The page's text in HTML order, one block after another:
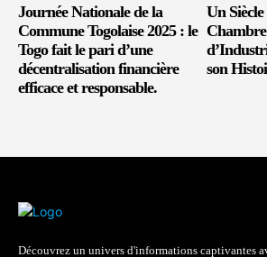
Journée Nationale de la
Commune Togolaise 2025 : le
Togo fait le pari d’une
décentralisation financière
efficace et responsable.
Un
son
Découvrez un univers d'informations captivantes